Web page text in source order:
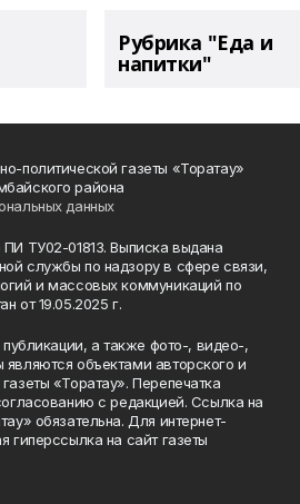
Рубрика "Еда и
напитки"
политической газеты «Торатау»
района
данных
ТУ02-01813. Выписка выдана
службы по надзору в сфере связи,
и массовых коммуникаций по
от 19.05.2025 г.
публикации, а также фото-, видео-,
объектами авторского и
«Торатау». Перепечатка
с редакцией. Ссылка на
обязательна. Для интернет-
гиперссылка на сайт газеты